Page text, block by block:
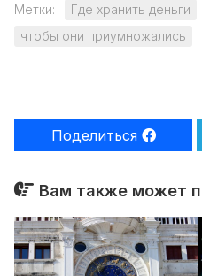
Метки:
Где хранить деньги
чтобы они приумножались
Поделиться
Вам также может